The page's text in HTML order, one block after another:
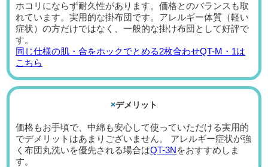
ホコリにならず耐久性があります。価格とのバランスも取
れています。実用的な掛布団です。アレルギー体質（軽い
症状）の方だけではなく、一般的な掛け布団として好評で
す。
同じ仕様の肌・合をホックでとめる2枚合わせQT-M・1は
こちら
×デメリット
価格もお手頃で、中綿も安心して使っていただける実用的
でデメリットはあまりございません。 アレルギー症状が強
く布団丸洗いを優先される場合はQT-3Nをおすすめしま
す。